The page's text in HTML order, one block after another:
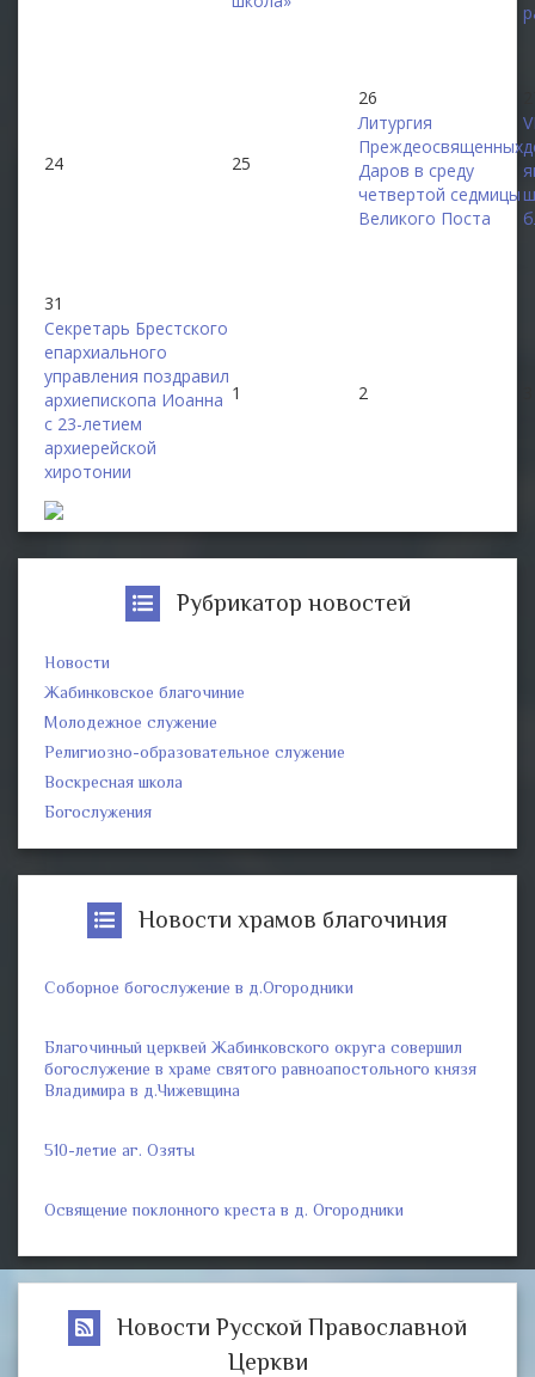
24 25
26
Литургия
Преждеосвященных
Даров в среду
четвертой седмицы
Великого Поста
31
Секретарь Брестского
епархиального
управления поздравил
архиепископа Иоанна
с 23-летием
архиерейской
хиротонии
1 2
Рубрикатор новостей
Новости
Жабинковское благочиние
Молодежное служение
Религиозно-образовательное служение
Воскресная школа
Богослужения
Новости храмов благочиния
Соборное богослужение в д.Огородники
Благочинный церквей Жабинковского округа совершил
богослужение в храме святого равноапостольного князя
Владимира в д.Чижевщина
510-летие аг. Озяты
Освящение поклонного креста в д. Огородники
Новости Русской Православной
Церкви